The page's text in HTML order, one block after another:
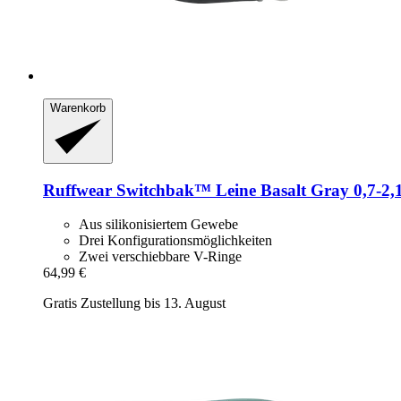
Warenkorb
Ruffwear Switchbak™ Leine Basalt Gray 0,7-​
Aus silikonisiertem Gewebe
Drei Konfigurationsmöglichkeiten
Zwei verschiebbare V-Ringe
64,99 €
Gratis Zustellung bis 13. August